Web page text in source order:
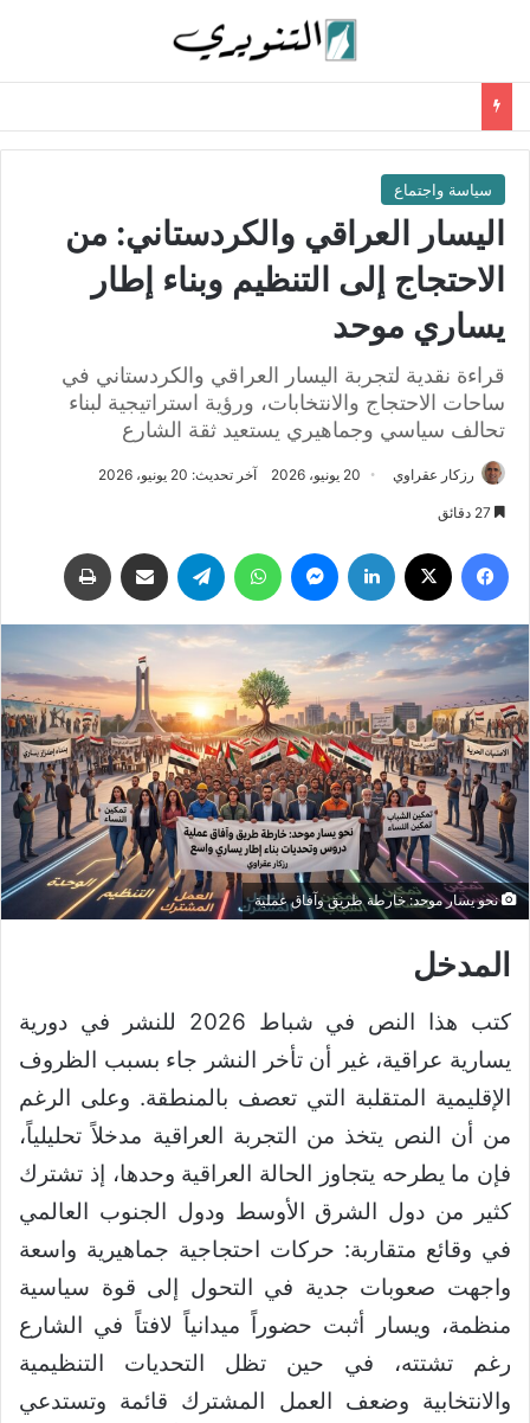
سياسة واجتماع
اليسار العراقي والكردستاني: من
الاحتجاج إلى التنظيم وبناء إطار
يساري موحد
قراءة نقدية لتجربة اليسار العراقي والكردستاني في
ساحات الاحتجاج والانتخابات، ورؤية استراتيجية لبناء
تحالف سياسي وجماهيري يستعيد ثقة الشارع
رزكار عقراوي 20 يونيو، 2026 آخر تحديث: 20 يونيو، 2026
فيسبوك لينكدإن ماسنجر واتساب تيلقرام مشاركة عبر البريد
نحو يسار موحد: خارطة طريق وآفاق عملية
المدخل
كتب هذا النص في شباط 2026 للنشر في دورية
يسارية عراقية، غير أن تأخر النشر جاء بسبب الظروف
الإقليمية المتقلبة التي تعصف بالمنطقة. وعلى الرغم
من أن النص يتخذ من التجربة العراقية مدخلاً تحليلياً،
فإن ما يطرحه يتجاوز الحالة العراقية وحدها، إذ تشترك
كثير من دول الشرق الأوسط ودول الجنوب العالمي
في وقائع متقاربة: حركات احتجاجية جماهيرية واسعة
واجهت صعوبات جدية في التحول إلى قوة سياسية
منظمة، ويسار أثبت حضوراً ميدانياً لافتاً في الشارع
رغم تشتته، في حين تظل التحديات التنظيمية
والانتخابية وضعف العمل المشترك قائمة وتستدعي